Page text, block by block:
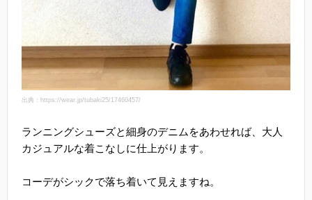
出典：https://wear.jp/tubaki25/17460457/
ランニングシューズと細身のデニムをあわせれば、大人
カジュアルな着こなしに仕上がります。
コーデがシックで落ち着いて見えますね。